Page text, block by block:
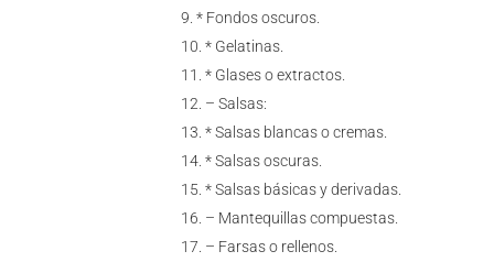
* Fondos oscuros.
* Gelatinas.
* Glases o extractos.
– Salsas:
* Salsas blancas o cremas.
* Salsas oscuras.
* Salsas básicas y derivadas.
– Mantequillas compuestas.
– Farsas o rellenos.